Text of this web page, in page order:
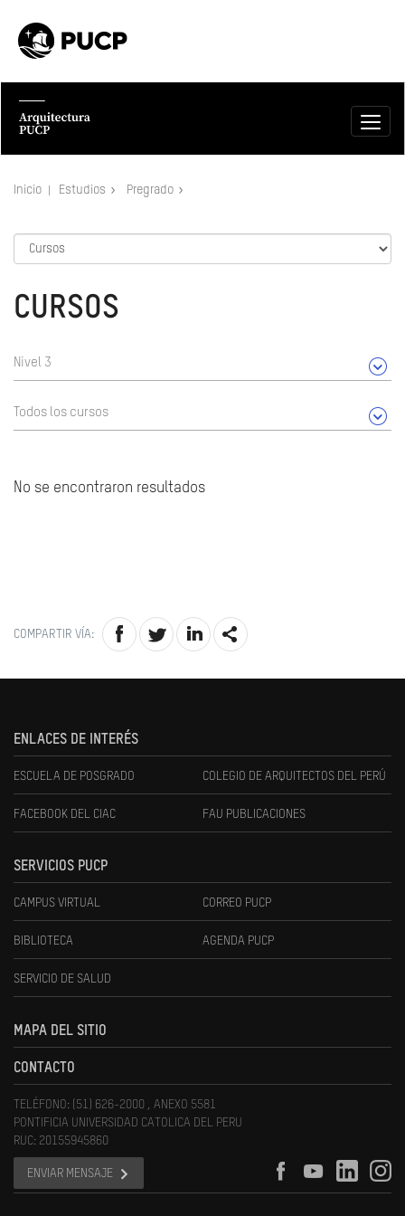
Inicio Estudios Pregrado
CURSOS
Nivel 3
Todos los cursos
No se encontraron resultados
COMPARTIR VÍA:
ENLACES DE INTERÉS
ESCUELA DE POSGRADO COLEGIO DE ARQUITECTOS DEL PERÚ
FACEBOOK DEL CIAC FAU PUBLICACIONES
SERVICIOS PUCP
CAMPUS VIRTUAL CORREO PUCP
BIBLIOTECA AGENDA PUCP
SERVICIO DE SALUD
MAPA DEL SITIO
CONTACTO
TELÉFONO: (51) 626-2000 , ANEXO 5581
PONTIFICIA UNIVERSIDAD CATOLICA DEL PERU
RUC: 20155945860
ENVIAR MENSAJE